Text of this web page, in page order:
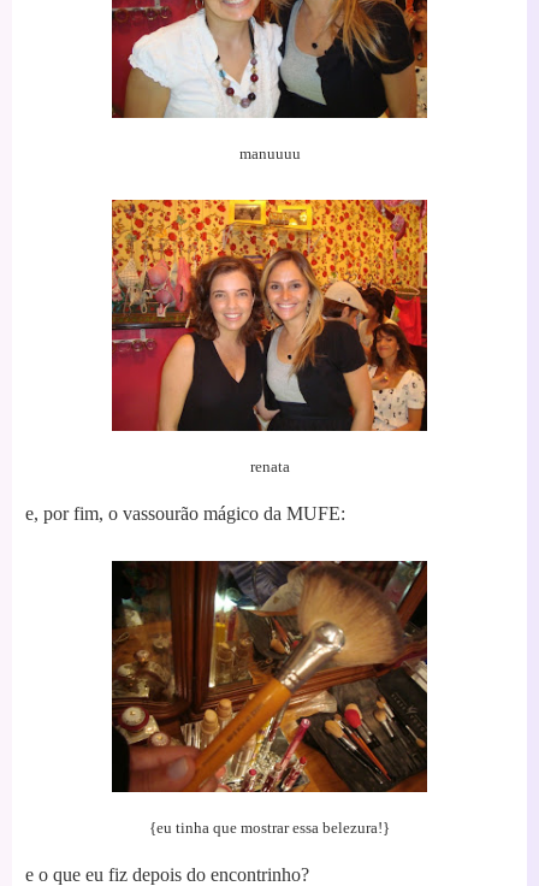
manuuuu
renata
e, por fim, o vassourão mágico da MUFE:
{eu tinha que mostrar essa belezura!}
e o que eu fiz depois do encontrinho?